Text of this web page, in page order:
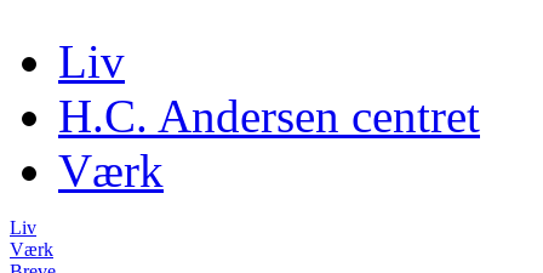
Liv
H.C. Andersen centret
Værk
Liv
Værk